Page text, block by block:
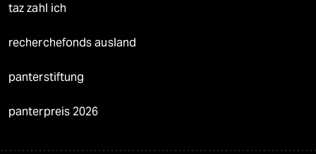
taz zahl ich
recherchefonds ausland
panterstiftung
panterpreis 2026